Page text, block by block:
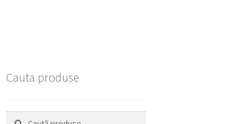
Cauta produse
Caută
Caută